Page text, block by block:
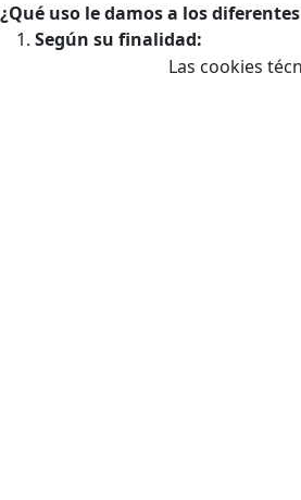
¿Qué uso le damos a los
Según su finalidad:
Las cookies